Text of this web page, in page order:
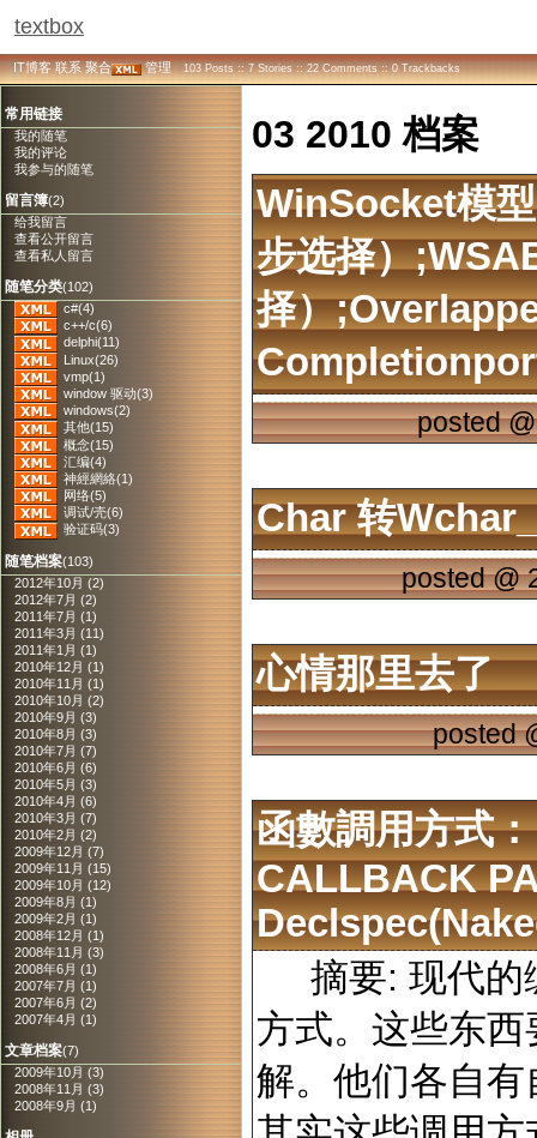
textbox
IT博客 联系 聚合 管理 103 Posts :: 7 Stories :: 22 Comments :: 0 Trackbacks
常用链接
我的随笔
我的评论
我参与的随笔
留言簿(2)
给我留言
查看公开留言
查看私人留言
随笔分类(102)
c#(4)
c++/c(6)
delphi(11)
Linux(26)
vmp(1)
window 驱动(3)
windows(2)
其他(15)
概念(15)
汇编(4)
神經網絡(1)
网络(5)
调试/壳(6)
验证码(3)
随笔档案(103)
2012年10月 (2)
2012年7月 (2)
2011年7月 (1)
2011年3月 (11)
2011年1月 (1)
2010年12月 (1)
2010年11月 (1)
2010年10月 (2)
2010年9月 (3)
2010年8月 (3)
2010年7月 (7)
2010年6月 (6)
2010年5月 (3)
2010年4月 (6)
2010年3月 (7)
2010年2月 (2)
2009年12月 (7)
2009年11月 (15)
2009年10月 (12)
2009年8月 (1)
2009年2月 (1)
2008年12月 (1)
2008年11月 (3)
2008年6月 (1)
2007年7月 (1)
2007年6月 (2)
2007年4月 (1)
文章档案(7)
2009年10月 (3)
2008年11月 (3)
2008年9月 (1)
03 2010 档案
WinSocket模
步选择）
择）
posted
Char 转
posted @
心情那里去了
posted
函數調用方式
CALLBACK
摘要: 现代的
方式。这些东
解。他们各自